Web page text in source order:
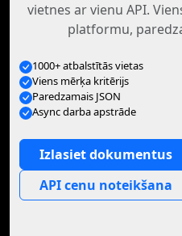
vietnes ar vienu API.
platformu,
1000+ atbalstītās vietas
Viens mērķa kritērijs
Paredzamais JSON
Async darba apstrāde
Izlasiet dokumentus
API cenu noteikšana